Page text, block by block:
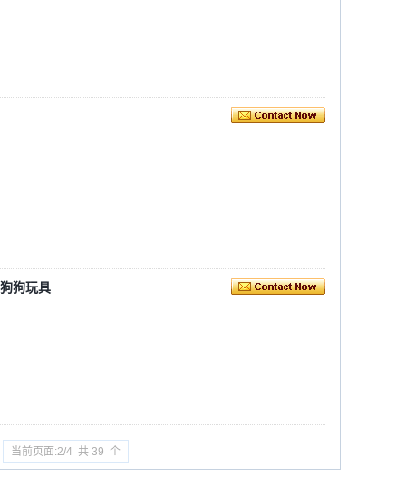
狗玩具
当前页面:2/4 共 39 个